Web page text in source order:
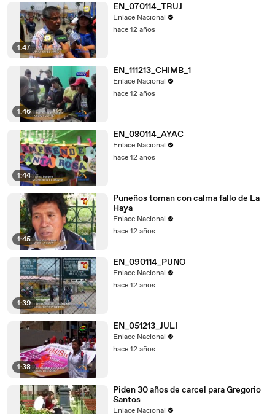
1:47
EN_070114_TRUJ
Enlace Nacional
hace 12 años
1:46
EN_111213_CHIMB_1
Enlace Nacional
hace 12 años
1:44
EN_080114_AYAC
Enlace Nacional
hace 12 años
1:45
Puneños toman con calma fallo de La
Haya
Enlace Nacional
hace 12 años
1:39
EN_090114_PUNO
Enlace Nacional
hace 12 años
1:38
EN_051213_JULI
Enlace Nacional
hace 12 años
Piden 30 años de carcel para Gregorio
Santos
Enlace Nacional